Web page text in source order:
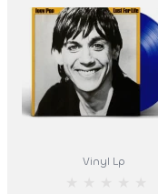
Vinyl Lp